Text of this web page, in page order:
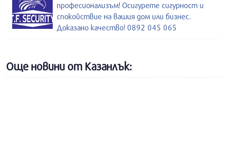
професионализъм! Осигурете сигурност и
спокойствие на вашия дом или бизнес.
Доказано качество! 0892 045 065
Още новини от Казанлък: